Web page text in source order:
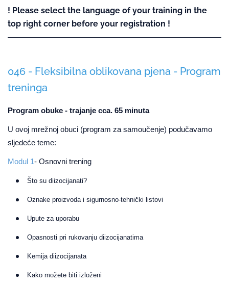
! Please select the language of your training in the
top right corner before your registration !
046 - Fleksibilna oblikovana pjena - Program
treninga
Program obuke - trajanje cca. 65 minuta
U ovoj mrežnoj obuci (program za samoučenje) podučavamo
sljedeće teme:
Modul 1 - Osnovni trening
Što su diizocijanati?
Oznake proizvoda i sigurnosno-tehnički listovi
Upute za uporabu
Opasnosti pri rukovanju diizocijanatima
Kemija diizocijanata
Kako možete biti izloženi